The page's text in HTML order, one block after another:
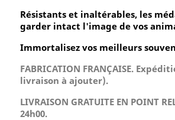
Résistants et inaltérables, les
garder intact l'image de vos
Immortalisez vos meilleurs
FABRICATION FRANÇAISE.
livraison à ajouter).
LIVRAISON GRATUITE EN POINT
24h00.